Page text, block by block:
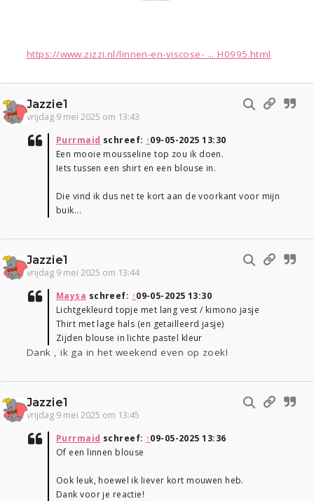
https://www.zizzi.nl/linnen-en-viscose- ... H0995.html
Jazzie1
vrijdag 9 mei 2025 om 13:43
Purrmaid schreef: ↑09-05-2025 13:30
Een mooie mousseline top zou ik doen.
Iets tussen een shirt en een blouse in.
Die vind ik dus net te kort aan de voorkant voor mijn
buik...
Jazzie1
vrijdag 9 mei 2025 om 13:44
Maysa schreef: ↑09-05-2025 13:30
Lichtgekleurd topje met lang vest / kimono jasje
Thirt met lage hals (en getailleerd jasje)
Zijden blouse in lichte pastel kleur
Dank , ik ga in het weekend even op zoek!
Jazzie1
vrijdag 9 mei 2025 om 13:45
Purrmaid schreef: ↑09-05-2025 13:36
Of een linnen blouse
Ook leuk, hoewel ik liever kort mouwen heb.
Dank voor je reactie!